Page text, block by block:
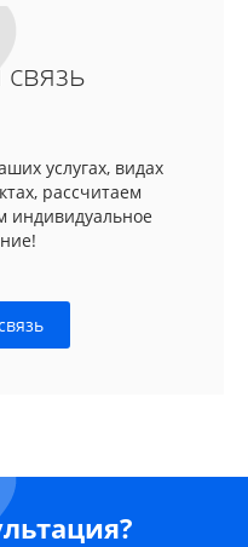
услугах, видах
рассчитаем
индивидуальное